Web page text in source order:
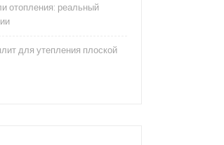
отопления: реальный
для утепления плоской